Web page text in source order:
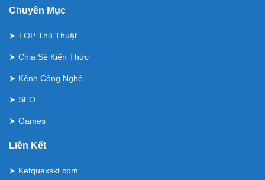
Chuyên Mục
➤ TOP Thủ Thuật
➤ Chia Sẻ Kiến Thức
➤ Kênh Công Nghệ
➤ SEO
➤ Games
Liên Kết
➤ Ketquaxskt.com